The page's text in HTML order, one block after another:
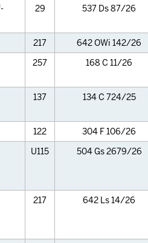
29 537 Ds 87/26
217
642 OWi 142/26
257 168 C 11/26
137 134 C 724/25
122 304 F 106/26
U115 504 Gs 2679/26
217 642 Ls 14/26